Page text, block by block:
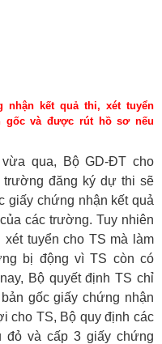
nhận kết quả thi, xét tuyển
gốc và được rút hồ sơ nếu
qua, Bộ GD-ĐT cho
trường đăng ký dự thi sẽ
giấy chứng nhận kết quả
các trường. Tuy nhiên
tuyển cho TS mà làm
bị động vì TS còn có
Bộ quyết định TS chỉ
gốc giấy chứng nhận
cho TS, Bộ quy định các
và cấp 3 giấy chứng